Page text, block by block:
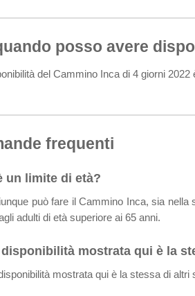
posso avere
del Cammino Inca di 4 giorni
frequenti
un limite di età?
può fare il Cammino Inca, sia
adulti di età superiore ai 65 anni.
disponibilità mostrata qui è la
mostrata qui è la stessa di